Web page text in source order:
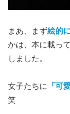
まあ、まず絵的
かは、本に載っ
しました。
女子たちに 「可
笑